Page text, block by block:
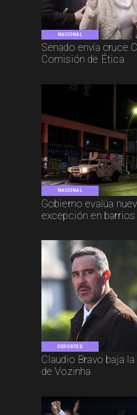
NACIONAL
Senado envía cruce
Comisión de Ética
NACIONAL
Gobierno evalúa
excepción en
DEPORTES
Claudio Bravo baja
de Vozinha